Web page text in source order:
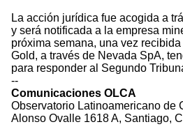
La acción jurídica fue acogida a
y será notificada a la empresa
próxima semana, una vez
Gold, a través de Nevada SpA,
para responder al Segundo
--
Comunicaciones OLCA
Observatorio Latinoamericano de
Alonso Ovalle 1618 A, Santiago,